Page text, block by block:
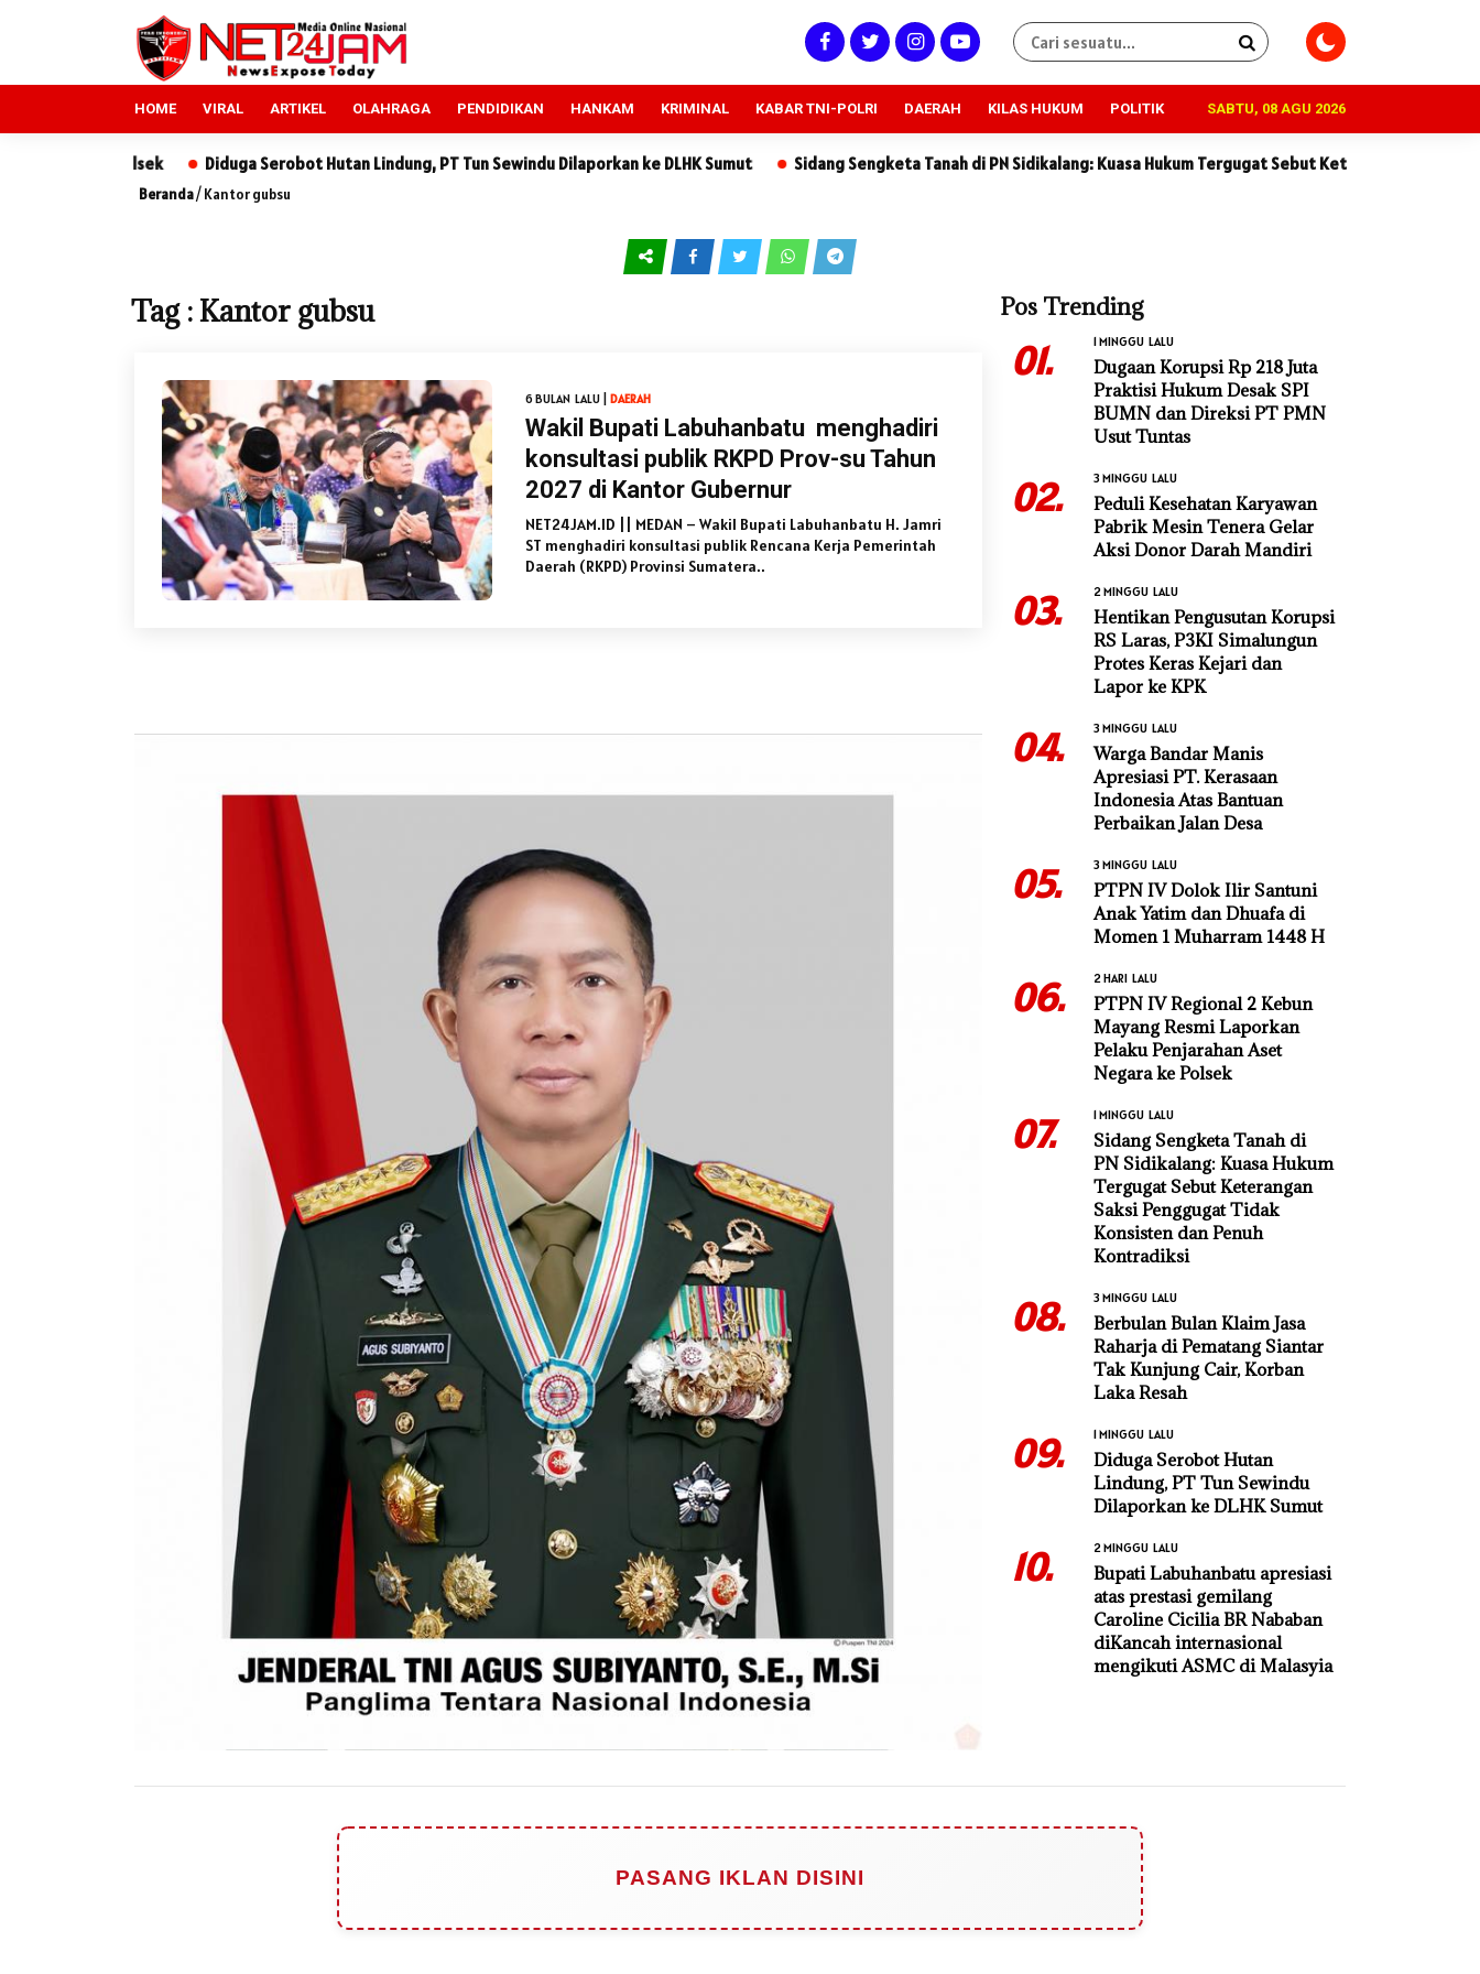
HOME VIRAL ARTIKEL OLAHRAGA PENDIDIKAN HANKAM KRIMINAL KABAR TNI-POLRI DAERAH KILAS HUKUM POLITIK SABTU, 08 AGU 2026
Diduga Serobot Hutan Lindung, PT Tun Sewindu Dilaporkan ke DLHK Sumut Sidang Sengketa Tanah di PN Sidikalang: Kuasa Hukum Tergugat Sebut Keterangan Saksi Penggugat
Beranda/Kantor gubsu
Tag : Kantor gubsu
6 BULAN LALU | DAERAH
Wakil Bupati Labuhanbatu menghadiri
konsultasi publik RKPD Prov-su Tahun
2027 di Kantor Gubernur
NET24JAM.ID || MEDAN – Wakil Bupati Labuhanbatu H. Jamri
ST menghadiri konsultasi publik Rencana Kerja Pemerintah
Daerah (RKPD) Provinsi Sumatera..
Pos Trending
01. 1 MINGGU LALU
Dugaan Korupsi Rp 218 Juta
Praktisi Hukum Desak SPI
BUMN dan Direksi PT PMN
Usut Tuntas
02. 3 MINGGU LALU
Peduli Kesehatan Karyawan
Pabrik Mesin Tenera Gelar
Aksi Donor Darah Mandiri
03. 2 MINGGU LALU
Hentikan Pengusutan Korupsi
RS Laras, P3KI Simalungun
Protes Keras Kejari dan
Lapor ke KPK
04. 3 MINGGU LALU
Warga Bandar Manis
Apresiasi PT. Kerasaan
Indonesia Atas Bantuan
Perbaikan Jalan Desa
05. 3 MINGGU LALU
PTPN IV Dolok Ilir Santuni
Anak Yatim dan Dhuafa di
Momen 1 Muharram 1448 H
06. 2 HARI LALU
PTPN IV Regional 2 Kebun
Mayang Resmi Laporkan
Pelaku Penjarahan Aset
Negara ke Polsek
07. 1 MINGGU LALU
Sidang Sengketa Tanah di
PN Sidikalang: Kuasa Hukum
Tergugat Sebut Keterangan
Saksi Penggugat Tidak
Konsisten dan Penuh
Kontradiksi
08. 3 MINGGU LALU
Berbulan Bulan Klaim Jasa
Raharja di Pematang Siantar
Tak Kunjung Cair, Korban
Laka Resah
09. 1 MINGGU LALU
Diduga Serobot Hutan
Lindung, PT Tun Sewindu
Dilaporkan ke DLHK Sumut
10. 2 MINGGU LALU
Bupati Labuhanbatu apresiasi
atas prestasi gemilang
Caroline Cicilia BR Nababan
diKancah internasional
mengikuti ASMC di Malasyia
PASANG IKLAN DISINI